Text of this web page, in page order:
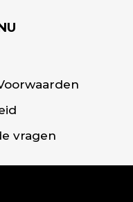
vragen